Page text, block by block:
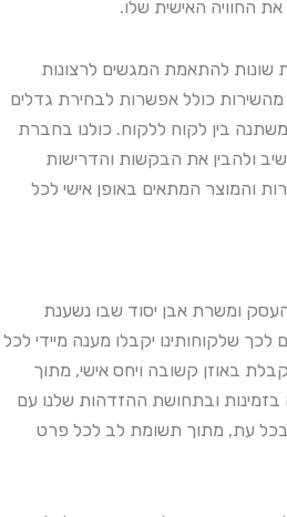
החוויה האישית שלו.
שונות להתאמת המגשים לרצונות
מהשירות כולל אפשרות לבחירת גדלים
בין לקוח ללקוח. כולנו בחברת
ולהבין את הבקשות והדרישות
והמוצר המתאים באופן אישי לכל
ומשרת אבן יסוד שבו נשענת
שלקוחותינו יקבלו מענה מיידי לכל
באוזן קשובה ויחס אישי, מתוך
ובתחושת ההזדהות שלנו עם
בכל עת, מתוך תשומת לב לכל פרט